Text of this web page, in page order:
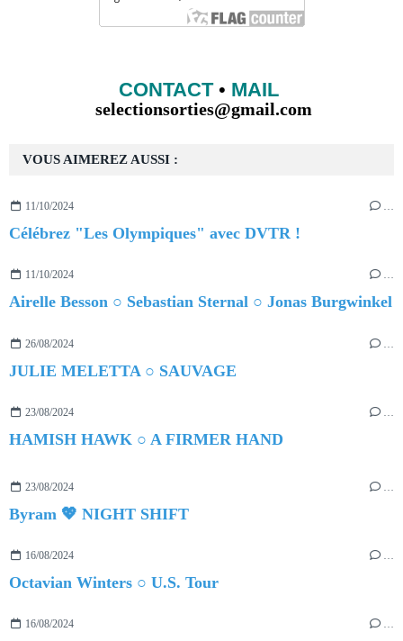
VOUS AIMEREZ AUSSI :
11/10/2024 …
Célébrez "Les Olympiques" avec DVTR !
11/10/2024 …
Airelle Besson ○ Sebastian Sternal ○ Jonas Burgwinkel
26/08/2024
JULIE MELETTA ○ SAUVAGE
23/08/2024 …
HAMISH HAWK ○ A FIRMER HAND
23/08/2024
Byram 💖 NIGHT SHIFT
16/08/2024 …
Octavian Winters ○ U.S. Tour
16/08/2024 …
CONTACT• MAIL
selectionsorties@gmail.com